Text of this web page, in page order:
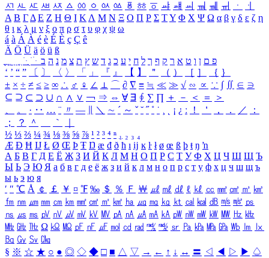
ㅺ ㅻ ㅼ ㅽ ㅾ ㅿ ㆀ ㆁ ㆂ ㆃ ㆄ ㆅ ㆆ ㆇ ㆈ ㆉ ㆊ ㆋ ㆌ ㆍ
ㆎ
Α Β ΓΔ Ε Ζ Η Θ Ι ΚΛ Μ Ν Ξ Ο Π Ρ Σ ΤΥ Φ Χ Ψ Ω α β γ δ ε ζ η
θ ι κ λ μ ν ξ ο π ρ σ τ υ φ χ ψ ω
á à Á À é è É È ç Ç ê
Ä Ö Ü ä ö ü ß
ִֶֹ ֻּ ׁׂ פ ם ן ו ט א ר ק ף ך ל ח י ע כ ג ד ש ץ ת צ מ נ ה ב
‘ ’ “ ” 〔 〕 〈 〉 「 」 『 』 【 】 ＂ （ ） ［ ］ ｛ ｝
± × ÷ ≠ ≤ ≥ ∞ ∴ ♂ ♀ ∠ ⊥ ⌒ ∂ ∇ ≡ ≒ ≪ ≫ √ ∽ ∝ ∵ ∫ ∬ ∈ ∋
⊆ ⊇ ⊂ ⊃ ∪ ∩ ∧ ∨ ￢ ⇒ ⇔ ∀ ∃ ∮ ∑ ∏ ＋ － ＜ ＝
＞
、
。 · ‥ … ¨ 〃 ― ＼ ∼ ´ ～ ˇ ˘ ˝ ˚ ˙ ¸ ¡ ¿ ː ！ ＇ ， ． ／
：
；
？ ＾ ｀
½ ⅓ ⅔ ¼ ¾ ⅛ ⅜ ⅝ ⅞ ¹ ² ³ ⁴ ⁿ ₁ ₂ ₃ ₄
Æ Ð Ħ Ĳ Ł Ø Œ Þ Ŧ Ŋ æ đ ð ħ ı ĳ ĸ ŀ ł ø œ ß þ ŧ ŋ ŉ
А Б В Г Д Е Ё Ж З И Й К Л М Н О П Р С Т У Ф Х Ц Ч Ш Щ Ъ
Ы Ь Э Ю Я а б в г д е ё ж з и й к л м н о п р с т у ф х ц ч ш щ ъ
ы ь э ю я
′ ″ ℃ Å ￠ ￡ ￥ ¤ ℉ ‰ ＄ ％ Ｆ ￦ ㎕ ㎖ ㎗ ℓ ㎘ ㏄ ㎣ ㎤ ㎥ ㎦
㎙ ㎚ ㎛ ㎜ ㎝ ㎞ ㎟ ㎠ ㎡ ㎢ ㏊ ㎍ ㎎ ㎏ ㏏ ㎈ ㎉ ㏈ ㎧ ㎨ ㎰
㎱ ㎲ ㎳ ㎴ ㎵ ㎶ ㎷ ㎸ ㎹ ㎀ ㎁ ㎂ ㎃ ㎄ ㎺ ㎻ ㎽ ㎾ ㎿ ㎐ ㎑
㎒ ㎓ ㎔ Ω ㏀ ㏁ ㎊ ㎋ ㎌ ㏖ ㏅ ㎭ ㎮ ㎯ ㏛ ㎩ ㎪ ㎫ ㎬ ㏝ ㏐
㏓
㏃ ㏉ ㏜ ㏆
§ ※ ☆ ★ ○ ● ◎ ◇ ◆ □ ■ △ ▽ → ← ↑ ↓ ↔ 〓 ◁ ◀ ▷ ▶ ♤